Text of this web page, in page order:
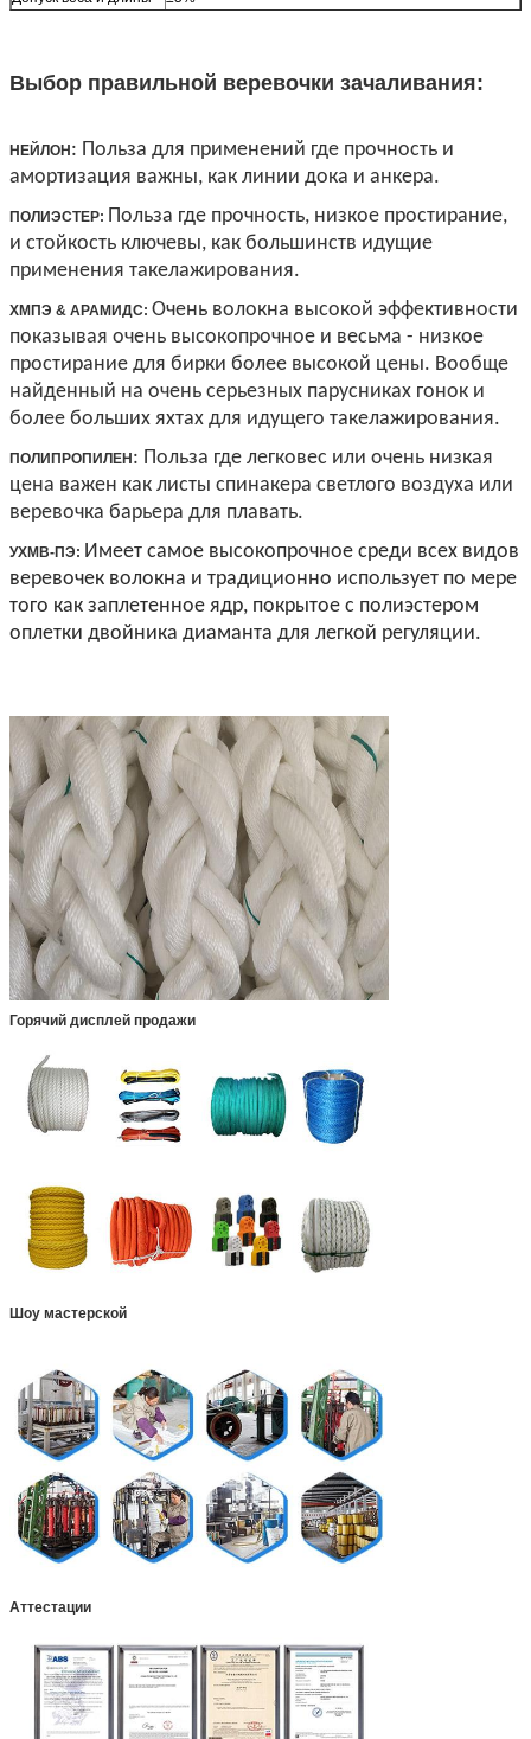
Другие размеры Доступный по требованию
Выбор правильной веревочки зачаливания:
НЕЙЛОН: Польза для применений где прочность и
амортизация важны, как линии дока и анкера.
ПОЛИЭСТЕР: Польза где прочность, низкое простирание,
и стойкость ключевы, как большинств идущие
применения такелажирования.
ХМПЭ & АРАМИДС: Очень волокна высокой эффективности
показывая очень высокопрочное и весьма - низкое
простирание для бирки более высокой цены. Вообще
найденный на очень серьезных парусниках гонок и
более больших яхтах для идущего такелажирования.
ПОЛИПРОПИЛЕН: Польза где легковес или очень низкая
цена важен как листы спинакера светлого воздуха или
веревочка барьера для плавать.
УХМВ-ПЭ: Имеет самое высокопрочное среди всех видов
веревочек волокна и традиционно использует по мере
того как заплетенное ядр, покрытое с полиэстером
оплетки двойника диаманта для легкой регуляции.
Горячий дисплей продажи
Шоу мастерской
Аттестации